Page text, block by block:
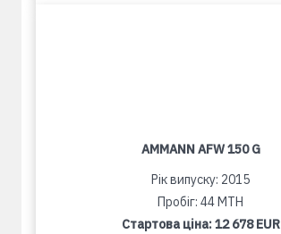
AMMANN AFW 150 G
Рік випуску: 2015
Пробіг: 44 MTH
Стартова ціна:12 678 EUR